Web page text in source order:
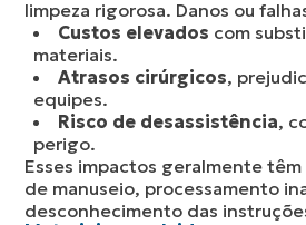
limpeza rigorosa. Danos ou
Custos elevados com
materiais.
Atrasos cirúrgicos,
equipes.
Risco de desassistência,
perigo.
Esses impactos geralmente
de manuseio, processamento
desconhecimento das